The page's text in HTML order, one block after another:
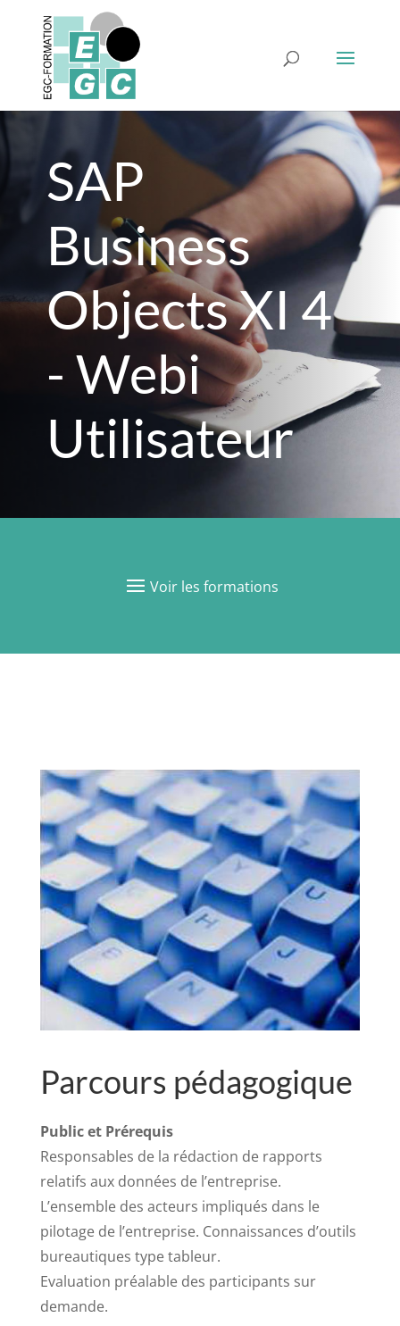
SAP
Business
Objects XI 4
- Webi
Utilisateur
Voir les formations
Parcours pédagogique
Public et Prérequis
Responsables de la rédaction de rapports
relatifs aux données de l’entreprise.
L’ensemble des acteurs impliqués dans le
pilotage de l’entreprise. Connaissances d’outils
bureautiques type tableur.
Evaluation préalable des participants sur
demande.